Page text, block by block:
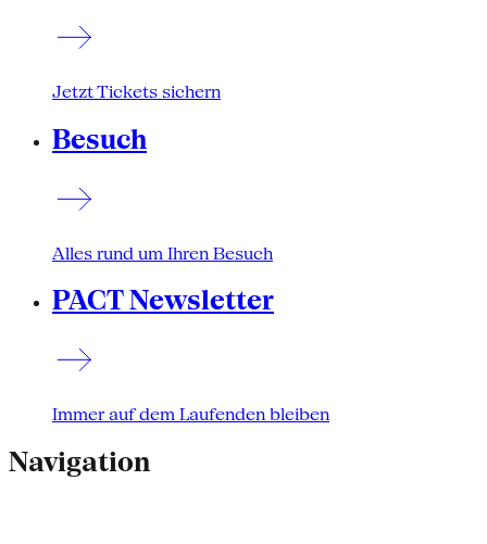
Jetzt Tickets sichern
Besuch
Alles rund um Ihren Besuch
PACT Newsletter
Immer auf dem Laufenden bleiben
Navigation